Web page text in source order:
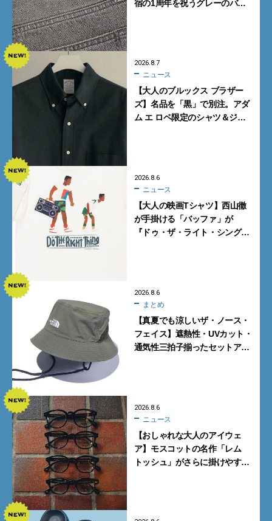
宿の1周年を祝うグレーのバ
2026.8.7
ニュース
【大人のブルックス ブラザー
ズ】名品を「黒」で別注。アダ
ム エ ロペ限定のシャツ＆ジャ
2026.8.6
ニュース
【大人の映画Tシャツ】西山徹
が手掛ける「バッファ」が
『ドゥ・ザ・ライト・シング』
2026.8.6
まとめ
【真夏でも涼しいザ・ノース・
フェイス】遮熱性・UVカット・
通気性三拍子揃ったセットアッ
2026.8.6
ニュース
【おしゃれな大人のアイウェ
ア】モスコットの名作「レム
トッシュ」がさらに掛けやす